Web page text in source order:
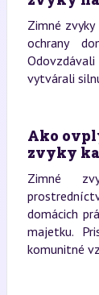
Zimné
ochrany
vytvárali
Ako
zvyky
Zimné
domácich
majetku.
komunitné